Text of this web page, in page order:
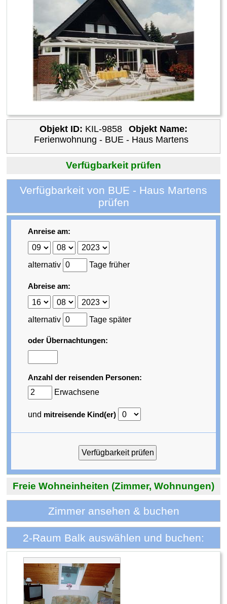
Objekt ID: KIL-9858
Objekt Name:
Ferienwohnung - BUE - Haus Martens
Verfügbarkeit prüfen
Verfügbarkeit von BUE - Haus Martens
prüfen
Anreise am:
alternativ Tage früher
Abreise am:
alternativ Tage später
oder Übernachtungen:
Anzahl der reisenden Personen:
Erwachsene
und mitreisende Kind(er)
Freie Wohneinheiten (Zimmer, Wohnungen)
Zimmer ansehen & buchen
2-Raum Balk auswählen und buchen: